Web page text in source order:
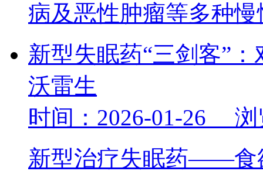
病及恶性肿瘤等多种
新型失眠药“三剑客”
沃雷生
时间：2026-01-26 浏
新型治疗失眠药——食